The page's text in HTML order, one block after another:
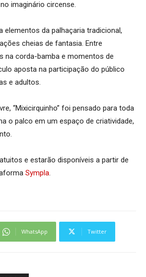
imaginário circense.
elementos da palhaçaria tradicional,
cheias de fantasia. Entre
na corda-bamba e momentos de
aposta na participação do público
e adultos.
“Mixicirquinho” foi pensado para toda
o palco em um espaço de criatividade,
e estarão disponíveis a partir de
Sympla.
WhatsApp Twitter